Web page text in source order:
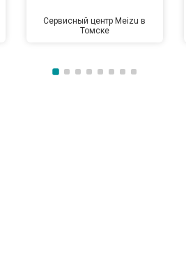
Сервисный центр Meizu в
Томске